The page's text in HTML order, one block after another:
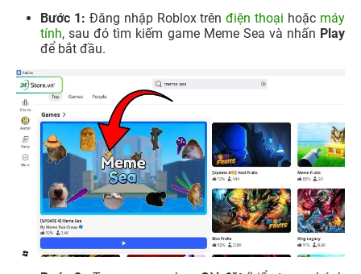
Bước 1: Đăng nhập Roblox trênđiện thoại hoặc máy
tính, sau đó tìm kiếm game Meme Sea và nhấn Play
để bắt đầu.